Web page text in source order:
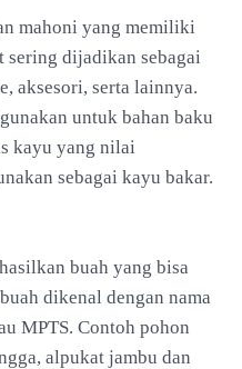
mahoni yang memiliki
sering dijadikan sebagai
aksesori, serta lainnya.
untuk bahan baku
kayu yang nilai
sebagai kayu bakar.
buah yang bisa
dikenal dengan nama
MPTS. Contoh pohon
alpukat jambu dan